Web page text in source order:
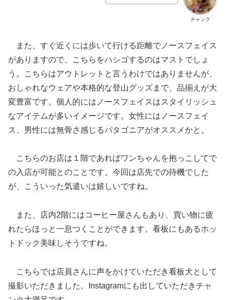
チャンク
また、すぐ近くには歩いて行ける距離でノースフェイス
がありますので、こちらをハシゴするのはマストでしょ
う。こちらはアウトレットと言うわけではありませんが、
おしゃれなウェアや本格的な登山グッズまで、品揃えが大
変豊富です。個人的にはノースフェイスはスタイリッシュ
なアイテムが多いイメージです。女性にはノースフェイ
ス、男性には無骨さ感じるパタゴニアがオススメかと。
こちらのお店は１階であればワンちゃんを抱っこしてで
の入店が可能とのことです。今回は店先での待機でした
が、こういった気遣いは嬉しいですね。
また、店内2階にはコーヒー屋さんもあり、買い物に疲
れたらほっと一息つくことができます。看板にもあるホッ
トドック美味しそうですね。
こちらでは店員さんに声をかけていただき看板犬として
撮影いただきました。Instagramにも出していただきチャ